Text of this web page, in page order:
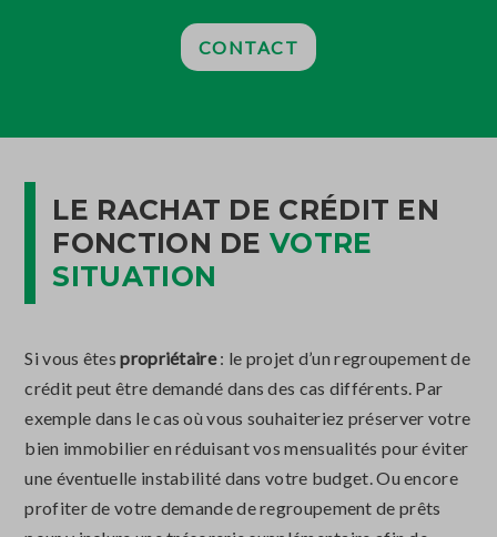
CONTACT
LE RACHAT DE CRÉDIT EN
FONCTION DEVOTRE
SITUATION
Si vous êtespropriétaire: le projet d’un regroupement de
crédit peut être demandé dans des cas différents. Par
exemple dans le cas où vous souhaiteriez préserver votre
bien immobilier en réduisant vos mensualités pour éviter
une éventuelle instabilité dans votre budget. Ou encore
profiter de votre demande de regroupement de prêts